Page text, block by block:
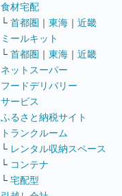
食材宅配
└ 首都圏 ｜ 東海 ｜ 近畿
ミールキット
└ 首都圏 ｜ 東海 ｜ 近畿
ネットスーパー
フードデリバリー
サービス
ふるさと納税サイト
トランクルーム
└ レンタル収納スペース
└ コンテナ
└ 宅配型